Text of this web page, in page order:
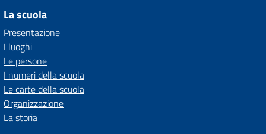
La scuola
Presentazione
I luoghi
Le persone
I numeri della scuola
Le carte della scuola
Organizzazione
La storia